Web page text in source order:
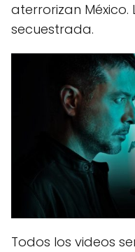
aterrorizan México.
secuestrada.
Todos los videos